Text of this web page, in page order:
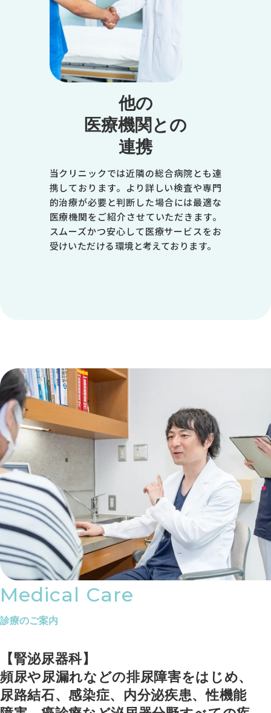
-
※1
●
-
-
-
●
-
他の
医療機関との
連携
当クリニックでは近隣の総合病院とも連
携しております。より詳しい検査や専門
的治療が必要と判断した場合には最適な
医療機関をご紹介させていただきます。
スムーズかつ安心して医療サービスをお
受けいただける環境と考えております。
Medical Care
診療のご案内
【腎泌尿器科】
頻尿や尿漏れなどの排尿障害をはじめ、
尿路結石、感染症、内分泌疾患、性機能